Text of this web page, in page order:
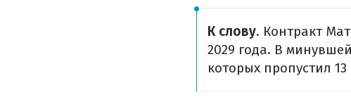
К слову. Контракт
2029 года. В
которых пропустил 13